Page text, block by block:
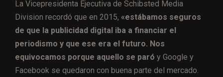
La Vicepresidenta Ejecutiva de Schibsted Media
Division recordó que en 2015, «estábamos seguros
de que la publicidad digital iba a financiar el
periodismo y que ese era el futuro. Nos
equivocamos porque aquello se paró y Google y
Facebook se quedaron con buena parte del mercado.